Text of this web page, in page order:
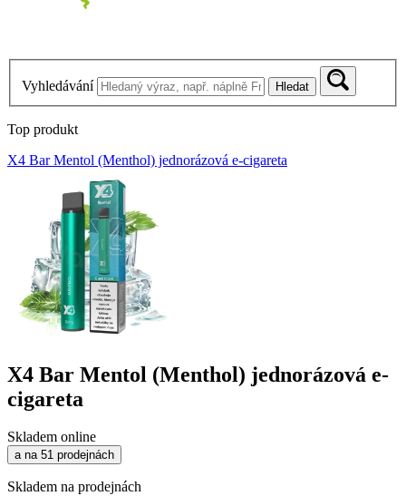
Vyhledávání Hledat
Top produkt
X4 Bar Mentol (Menthol) jednorázová e-cigareta
X4 Bar Mentol (Menthol) jednorázová e-
cigareta
Skladem online
a na 51 prodejnách
Skladem na prodejnách